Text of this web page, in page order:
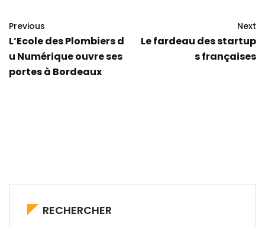
Previous
L’Ecole des Plombiers d
u Numérique ouvre ses
portes à Bordeaux
Next
Le fardeau des startup
s françaises
RECHERCHER